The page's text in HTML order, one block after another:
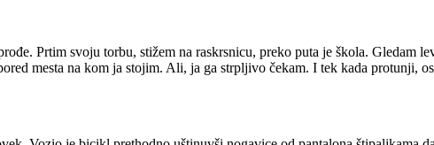
Prtim svoju torbu, stižem na raskrsnicu, preko puta je škola. Gledam
mesta na kom ja stojim. Ali, ja ga strpljivo čekam. I tek kada protunji,